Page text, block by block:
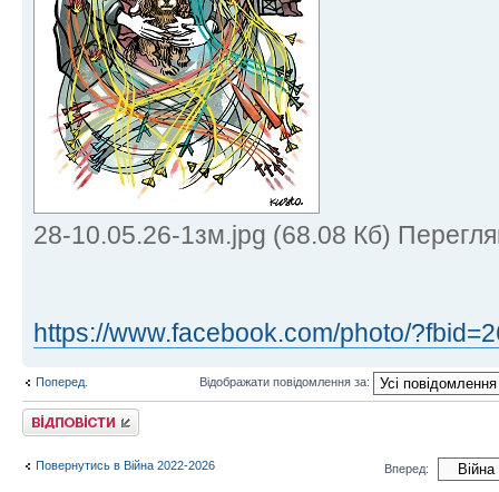
28-10.05.26-1зм.jpg (68.08 Кб)
https://www.facebook.com/photo/
Поперед. Відображати повідомлення за:
Відповісти
Повернутись в Війна 2022-2026 Вперед: